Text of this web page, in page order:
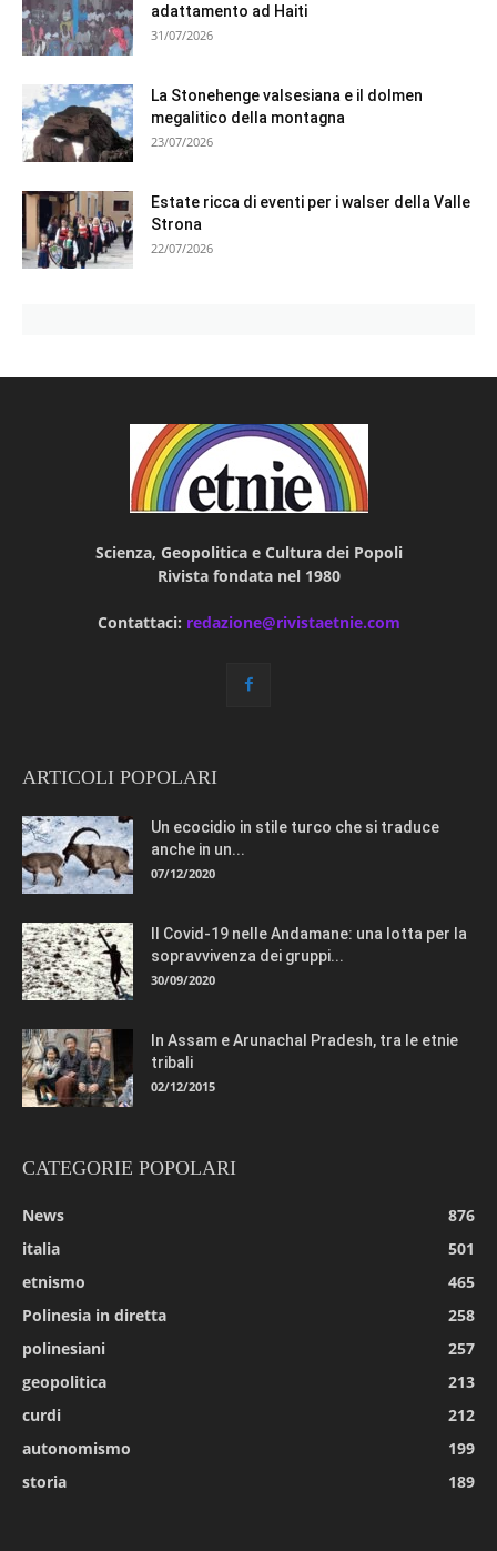
adattamento ad Haiti
31/07/2026
La Stonehenge valsesiana e il dolmen
megalitico della montagna
23/07/2026
Estate ricca di eventi per i walser della Valle
Strona
22/07/2026
Scienza, Geopolitica e Cultura dei Popoli
Rivista fondata nel 1980
Contattaci: redazione@rivistaetnie.com
ARTICOLI POPOLARI
Un ecocidio in stile turco che si traduce
anche in un...
07/12/2020
Il Covid-19 nelle Andamane: una lotta per la
sopravvivenza dei gruppi...
30/09/2020
In Assam e Arunachal Pradesh, tra le etnie
tribali
02/12/2015
CATEGORIE POPOLARI
News
876
italia
501
etnismo
465
Polinesia in diretta
258
polinesiani
257
geopolitica
213
curdi
212
autonomismo
199
storia
189